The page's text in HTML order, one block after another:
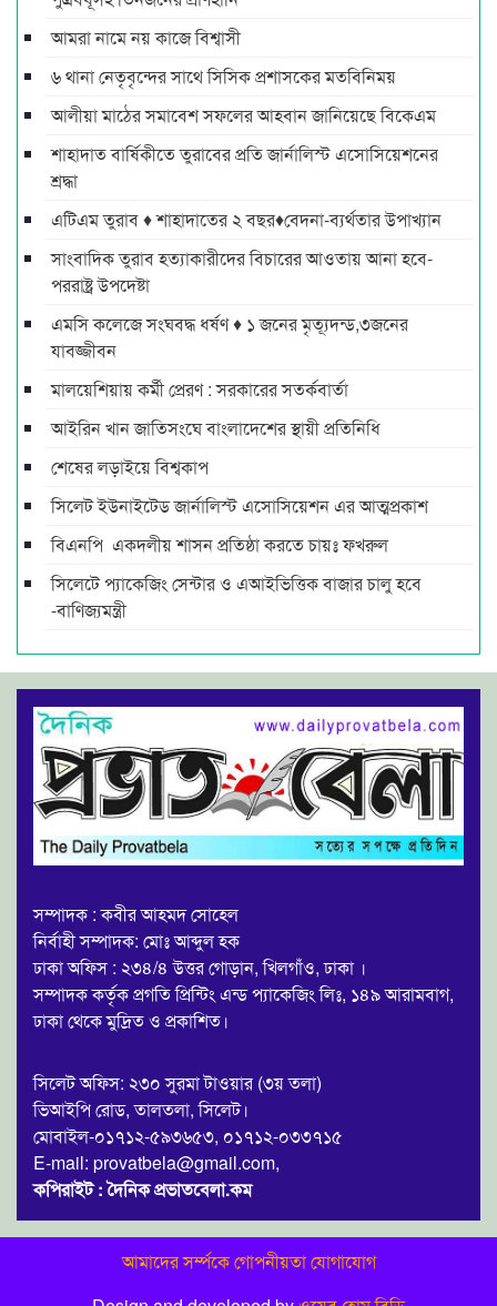
আমরা নামে নয় কাজে বিশ্বাসী
৬ থানা নেতৃবৃন্দের সাথে সিসিক প্রশাসকের মতবিনিময়
আলীয়া মাঠের সমাবেশ সফলের আহবান জানিয়েছে বিকেএম
শাহাদাত বার্ষিকীতে তুরাবের প্রতি জার্নালিস্ট এসোসিয়েশনের
শ্রদ্ধা
এটিএম তুরাব ♦ শাহাদাতের ২ বছর♦বেদনা-ব্যর্থতার উপাখ্যান
সাংবাদিক তুরাব হত্যাকারীদের বিচারের আওতায় আনা হবে-
পররাষ্ট্র উপদেষ্টা
এমসি কলেজে সংঘবদ্ধ ধর্ষণ ♦ ১ জনের মৃত্যূদন্ড,৩জনের
যাবজ্জীবন
মালয়েশিয়ায় কর্মী প্রেরণ : সরকারের সতর্কবার্তা
আইরিন খান জাতিসংঘে বাংলাদেশের স্থায়ী প্রতিনিধি
শেষের লড়াইয়ে বিশ্বকাপ
সিলেট ইউনাইটেড জার্নালিস্ট এসোসিয়েশন এর আত্মপ্রকাশ
বিএনপি একদলীয় শাসন প্রতিষ্ঠা করতে চায়ঃ ফখরুল
সিলেটে প্যাকেজিং সেন্টার ও এআইভিত্তিক বাজার চালু হবে
-বাণিজ্যমন্ত্রী
সম্পাদক : কবীর আহমদ সোহেল
নির্বাহী সম্পাদক: মোঃ আব্দুল হক
ঢাকা অফিস : ২৩৪/৪ উত্তর গোড়ান, খিলগাঁও, ঢাকা ।
সম্পাদক কর্তৃক প্রগতি প্রিন্টিং এন্ড প্যাকেজিং লিঃ, ১৪৯ আরামবাগ,
ঢাকা থেকে মুদ্রিত ও প্রকাশিত।
সিলেট অফিস: ২৩০ সুরমা টাওয়ার (৩য় তলা)
ভিআইপি রোড, তালতলা, সিলেট।
মোবাইল-০১৭১২-৫৯৩৬৫৩, ০১৭১২-০৩৩৭১৫
E-mail: provatbela@gmail.com,
কপিরাইট : দৈনিক প্রভাতবেলা.কম
আমাদের সর্ম্পকেগোপনীয়তাযোগাযোগ